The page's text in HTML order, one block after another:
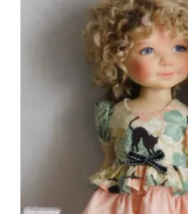
Mon compte
Page Boutique
Politique de confidentialité
Politique de cookies (UE)